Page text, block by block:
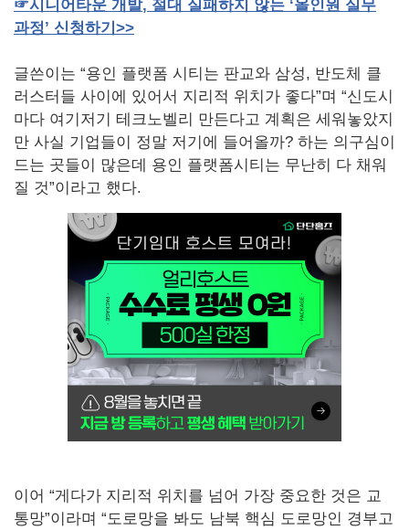
☞시니어타운 개발, 절대 실패하지 않는 ‘올인원 실무
과정’ 신청하기 >>
글쓴이는 “용인 플랫폼 시티는 판교와 삼성, 반도체 클
러스터들 사이에 있어서 지리적 위치가 좋다”며 “신도시
마다 여기저기 테크노벨리 만든다고 계획은 세워놓았지
만 사실 기업들이 정말 저기에 들어올까? 하는 의구심이
드는 곳들이 많은데 용인 플랫폼시티는 무난히 다 채워
질 것”이라고 했다.
이어 “게다가 지리적 위치를 넘어 가장 중요한 것은 교
통망”이라며 “도로망을 봐도 남북 핵심 도로망인 경부고